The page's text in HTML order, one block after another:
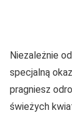
Niezależnie
specjalną
pragniesz
świeżych